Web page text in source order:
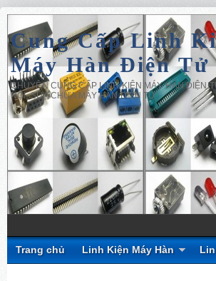
Cung Cấp Linh
Máy Hàn Điện Tử
CHUYÊN CUNG CẤP LINH KIỆN MÁY HÀN ĐIỆN
NỘI, SỬA CHỮA MÁY HÀN ĐIỆN TỬ
Trang chủ Linh Kiện Máy Hàn